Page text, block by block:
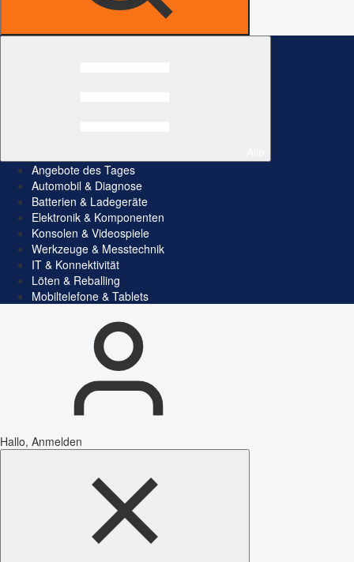
Angebote des Tages
Automobil & Diagnose
Batterien & Ladegeräte
Elektronik & Komponenten
Konsolen & Videospiele
Werkzeuge & Messtechnik
IT & Konnektivität
Löten & Reballing
Mobiltelefone & Tablets
Hallo, Anmelden